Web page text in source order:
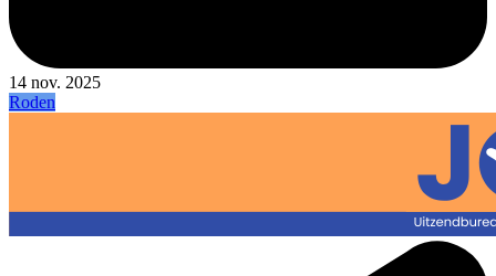
14 nov. 2025
Roden